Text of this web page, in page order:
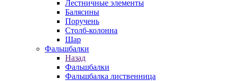
Лестничные элементы
Балясины
Поручень
Столб-колонна
Шар
Фальшбалки
Назад
Фальшбалки
Фальшбалка лиственница